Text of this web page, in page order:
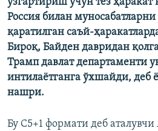
ўзгартириш учун тез ҳаракат
Россия билан
қаратилган саъй-
Бироқ, Байден давридан
Трамп давлат департаменти
интилаётганга ўхшайди, деб
нашри.
Бу C5+1 формати деб